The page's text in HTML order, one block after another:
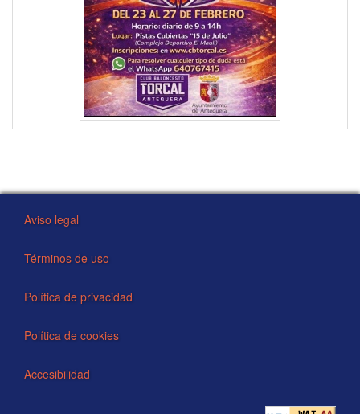
Aviso legal
Términos de uso
Política de privacidad
Política de cookies
Accesibilidad